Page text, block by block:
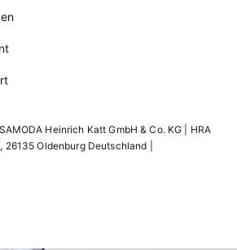
Heinrich Katt GmbH & Co. KG | HRA
Oldenburg Deutschland |